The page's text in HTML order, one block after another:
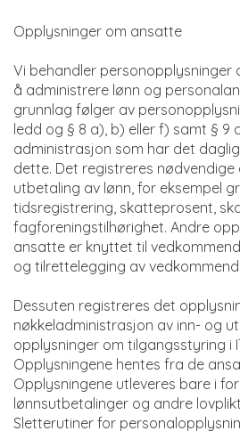
Opplysninger om ansatte
Vi behandler personopplysninger
å administrere lønn og
grunnlag følger av
ledd og § 8 a), b) eller f) samt § 9
administrasjon som har det
dette. Det registreres
utbetaling av lønn, for eksempel
tidsregistrering, skatteprosent,
fagforeningstilhørighet. Andre
ansatte er knyttet til
og tilrettelegging av
Dessuten registreres det
nøkkeladministrasjon av inn- og
opplysninger om tilgangsstyring i
Opplysningene hentes fra de
Opplysningene utleveres bare i
lønnsutbetalinger og andre
Sletterutiner for